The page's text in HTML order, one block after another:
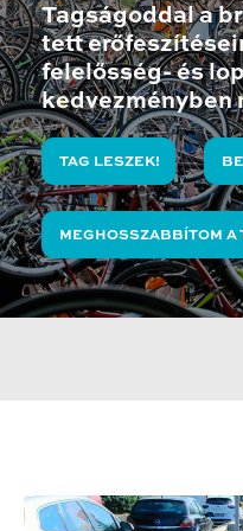
Tagságoddal a
tett
felelősség- és
kedvezményben
TAG LESZEK!
MEGHOSSZABBÍTOM A